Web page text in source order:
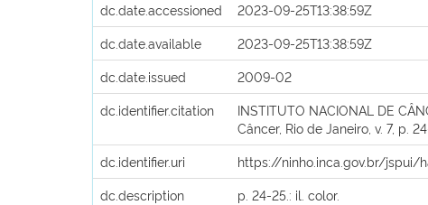
dc.date.accessioned
2023-09-25T13:38:59Z
dc.date.available
2023-09-25T13:38:59Z
dc.date.issued
2009-02
dc.identifier.citation
INSTITUTO NACIONAL DE
Câncer, Rio de Janeiro, v. 7, p.
dc.identifier.uri https://ninho.inca.gov.br/jspui/
dc.description
p. 24-25.: il. color.